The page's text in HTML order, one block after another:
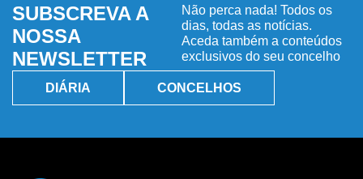
SUBSCREVA A
NOSSA
NEWSLETTER
Não perca nada! Todos os
dias, todas as notícias.
Aceda também a conteúdos
exclusivos do seu concelho
DIÁRIA CONCELHOS